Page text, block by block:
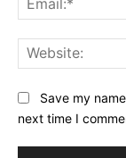
Save my
next time I